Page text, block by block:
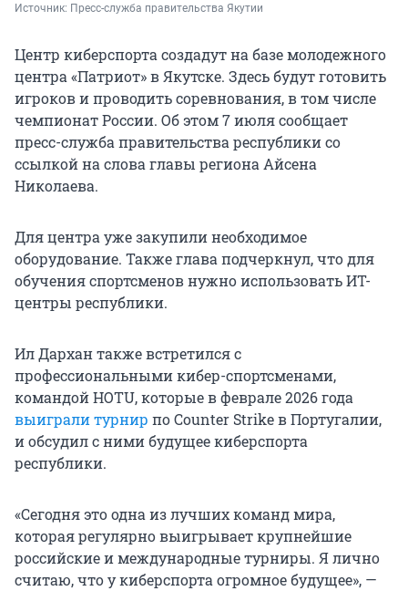
Источник: Пресс-служба правительства Якутии
Центр киберспорта создадут на базе молодежного
центра «Патриот» в Якутске. Здесь будут готовить
игроков и проводить соревнования, в том числе
чемпионат России. Об этом 7 июля сообщает
пресс-служба правительства республики со
ссылкой на слова главы региона Айсена
Николаева.
Для центра уже закупили необходимое
оборудование. Также глава подчеркнул, что для
обучения спортсменов нужно использовать ИТ-
центры республики.
Ил Дархан также встретился с
профессиональными кибер-спортсменами,
командой HOTU, которые в феврале 2026 года
выиграли турнир по Counter Strike в Португалии,
и обсудил с ними будущее киберспорта
республики.
«Сегодня это одна из лучших команд мира,
которая регулярно выигрывает крупнейшие
российские и международные турниры. Я лично
считаю, что у киберспорта огромное будущее», —